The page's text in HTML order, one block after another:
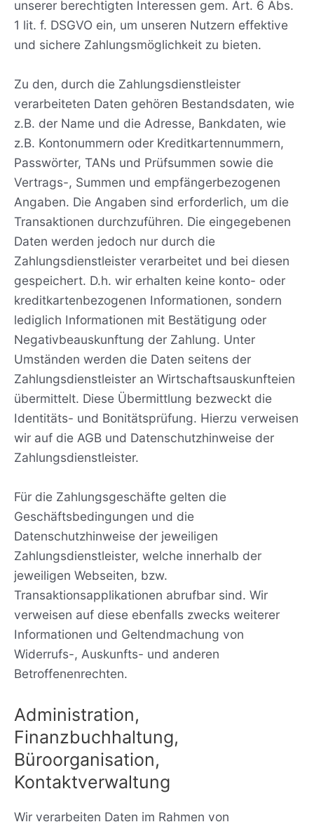
unserer berechtigten Interessen gem. Art. 6 Abs.
1 lit. f. DSGVO ein, um unseren Nutzern effektive
und sichere Zahlungsmöglichkeit zu bieten.
Zu den, durch die Zahlungsdienstleister
verarbeiteten Daten gehören Bestandsdaten, wie
z.B. der Name und die Adresse, Bankdaten, wie
z.B. Kontonummern oder Kreditkartennummern,
Passwörter, TANs und Prüfsummen sowie die
Vertrags-, Summen und empfängerbezogenen
Angaben. Die Angaben sind erforderlich, um die
Transaktionen durchzuführen. Die eingegebenen
Daten werden jedoch nur durch die
Zahlungsdienstleister verarbeitet und bei diesen
gespeichert. D.h. wir erhalten keine konto- oder
kreditkartenbezogenen Informationen, sondern
lediglich Informationen mit Bestätigung oder
Negativbeauskunftung der Zahlung. Unter
Umständen werden die Daten seitens der
Zahlungsdienstleister an Wirtschaftsauskunfteien
übermittelt. Diese Übermittlung bezweckt die
Identitäts- und Bonitätsprüfung. Hierzu verweisen
wir auf die AGB und Datenschutzhinweise der
Zahlungsdienstleister.
Für die Zahlungsgeschäfte gelten die
Geschäftsbedingungen und die
Datenschutzhinweise der jeweiligen
Zahlungsdienstleister, welche innerhalb der
jeweiligen Webseiten, bzw.
Transaktionsapplikationen abrufbar sind. Wir
verweisen auf diese ebenfalls zwecks weiterer
Informationen und Geltendmachung von
Widerrufs-, Auskunfts- und anderen
Betroffenenrechten.
Administration,
Finanzbuchhaltung,
Büroorganisation,
Kontaktverwaltung
Wir verarbeiten Daten im Rahmen von